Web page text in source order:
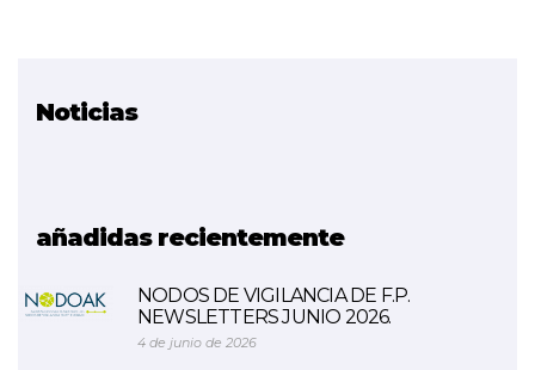
Noticias
añadidas recientemente
NODOS DE VIGILANCIA DE F.P.
NEWSLETTERS JUNIO 2026.
4 de junio de 2026